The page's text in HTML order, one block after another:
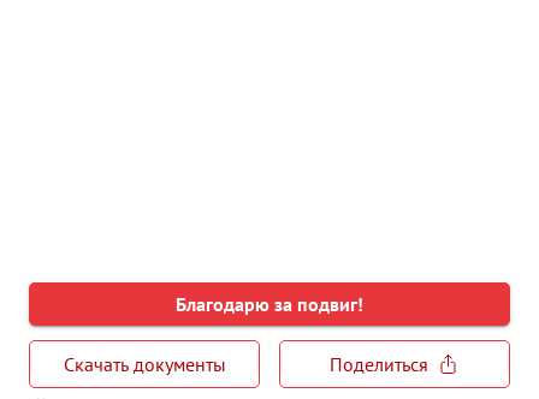
Благодарю за подвиг!
Скачать документы
Поделиться